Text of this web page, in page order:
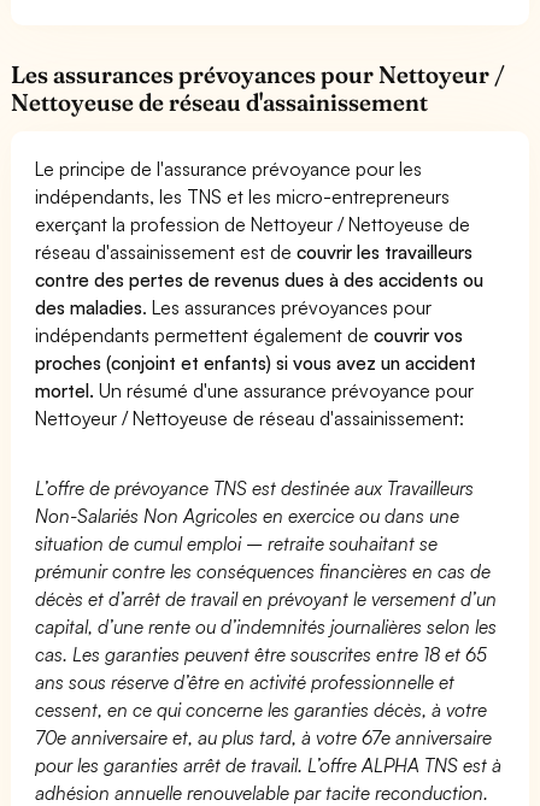
Les assurances prévoyances pour Nettoyeur /
Nettoyeuse de réseau d'assainissement
Le principe de l'assurance prévoyance pour les
indépendants, les TNS et les micro-entrepreneurs
exerçant la profession de Nettoyeur / Nettoyeuse de
réseau d'assainissement est decouvrir les travailleurs
contre des pertes de revenus dues à des accidents ou
des maladies. Les assurances prévoyances pour
indépendants permettent également decouvrir vos
proches (conjoint et enfants) si vous avez un accident
mortel. Un résumé d'une assurance prévoyance pour
Nettoyeur / Nettoyeuse de réseau d'assainissement:
L’offre de prévoyance TNS est destinée aux Travailleurs
Non-Salariés Non Agricoles en exercice ou dans une
situation de cumul emploi – retraite souhaitant se
prémunir contre les conséquences financières en cas de
décès et d’arrêt de travail en prévoyant le versement d’un
capital, d’une rente ou d’indemnités journalières selon les
cas. Les garanties peuvent être souscrites entre 18 et 65
ans sous réserve d’être en activité professionnelle et
cessent, en ce qui concerne les garanties décès, à votre
70e anniversaire et, au plus tard, à votre 67e anniversaire
pour les garanties arrêt de travail. L’offre ALPHA TNS est à
adhésion annuelle renouvelable par tacite reconduction.